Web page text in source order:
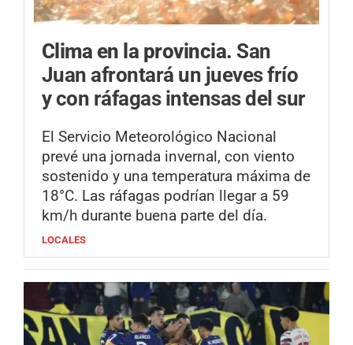
Clima en la provincia. San
Juan afrontará un jueves frío
y con ráfagas intensas del sur
El Servicio Meteorológico Nacional
prevé una jornada invernal, con viento
sostenido y una temperatura máxima de
18°C. Las ráfagas podrían llegar a 59
km/h durante buena parte del día.
LOCALES